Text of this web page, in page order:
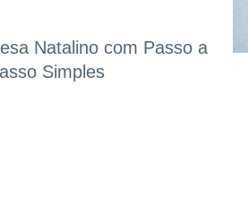
Natalino com Passo a
Simples